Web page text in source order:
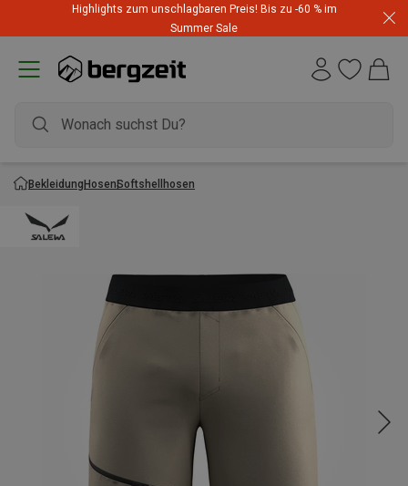
Highlights zum unschlagbaren Preis! Bis zu -60 % im
Summer Sale
BekleidungHosenSoftshellhosen